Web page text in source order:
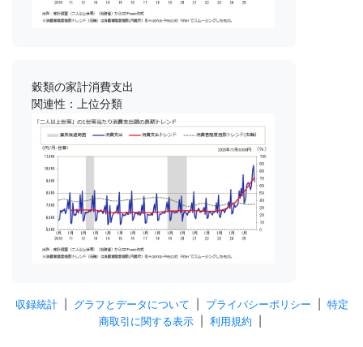
穀類の家計消費支出
関連性：上位分類
収録統計| グラフとデータについて プライバシーポリシー
特定
商取引に関する表示| 利用規約